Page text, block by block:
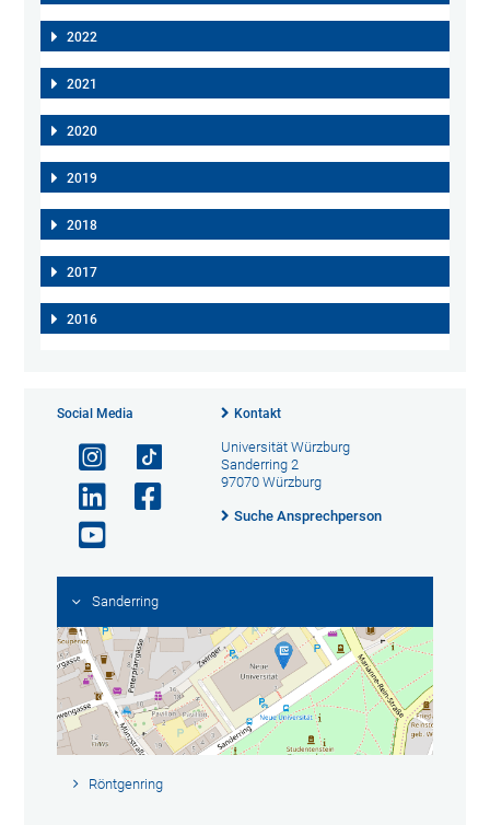
2022
2021
2020
2019
2018
2017
2016
Social Media Kontakt
Universität Würzburg
Sanderring 2
97070 Würzburg
Suche Ansprechperson
Sanderring
Röntgenring